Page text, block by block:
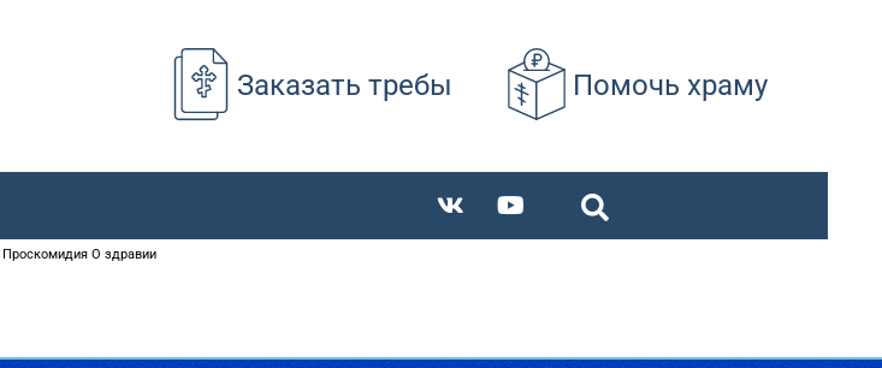
Заказать требы Помочь храму
Проскомидия О здравии